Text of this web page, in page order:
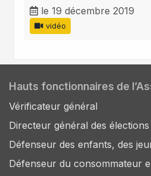
le 19 décembre 2019
vidéo
Hauts fonctionnaires de
Vérificateur général
Directeur général des élections
Défenseur des enfants, des
Défenseur du consommateur